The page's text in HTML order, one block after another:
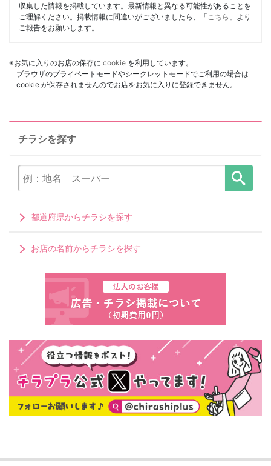
収集した情報を掲載しています。最新情報と異なる可能性があることを
ご理解ください。掲載情報に間違いがございましたら、「 こちら 」より
ご報告をお願いします。
※お気に入りのお店の保存に cookie を利用しています。
ブラウザのプライベートモードやシークレットモードでご利用の場合は
cookie が保存されませんのでお店をお気に入りに登録できません。
チラシを探す
都道府県からチラシを探す
お店の名前からチラシを探す